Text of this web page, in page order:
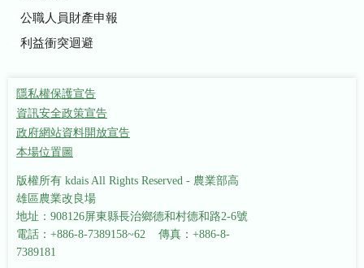
公職人員財產申報
利益衝突迴避
隱私權保護宣告
資訊安全政策宣告
政府網站資料開放宣告
本場位置圖
版權所有 kdais All Rights Reserved - 農業部高
雄區農業改良場
地址：908126屏東縣長治鄉德和村德和路2-6號
電話：+886-8-7389158~62 傳真：+886-8-
7389181